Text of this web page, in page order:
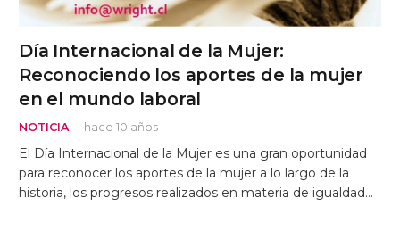
Día Internacional de la Mujer:
Reconociendo los aportes de la mujer
en el mundo laboral
NOTICIA hace 10 años
El Día Internacional de la Mujer es una gran oportunidad
para reconocer los aportes de la mujer a lo largo de la
historia, los progresos realizados en materia de igualdad…